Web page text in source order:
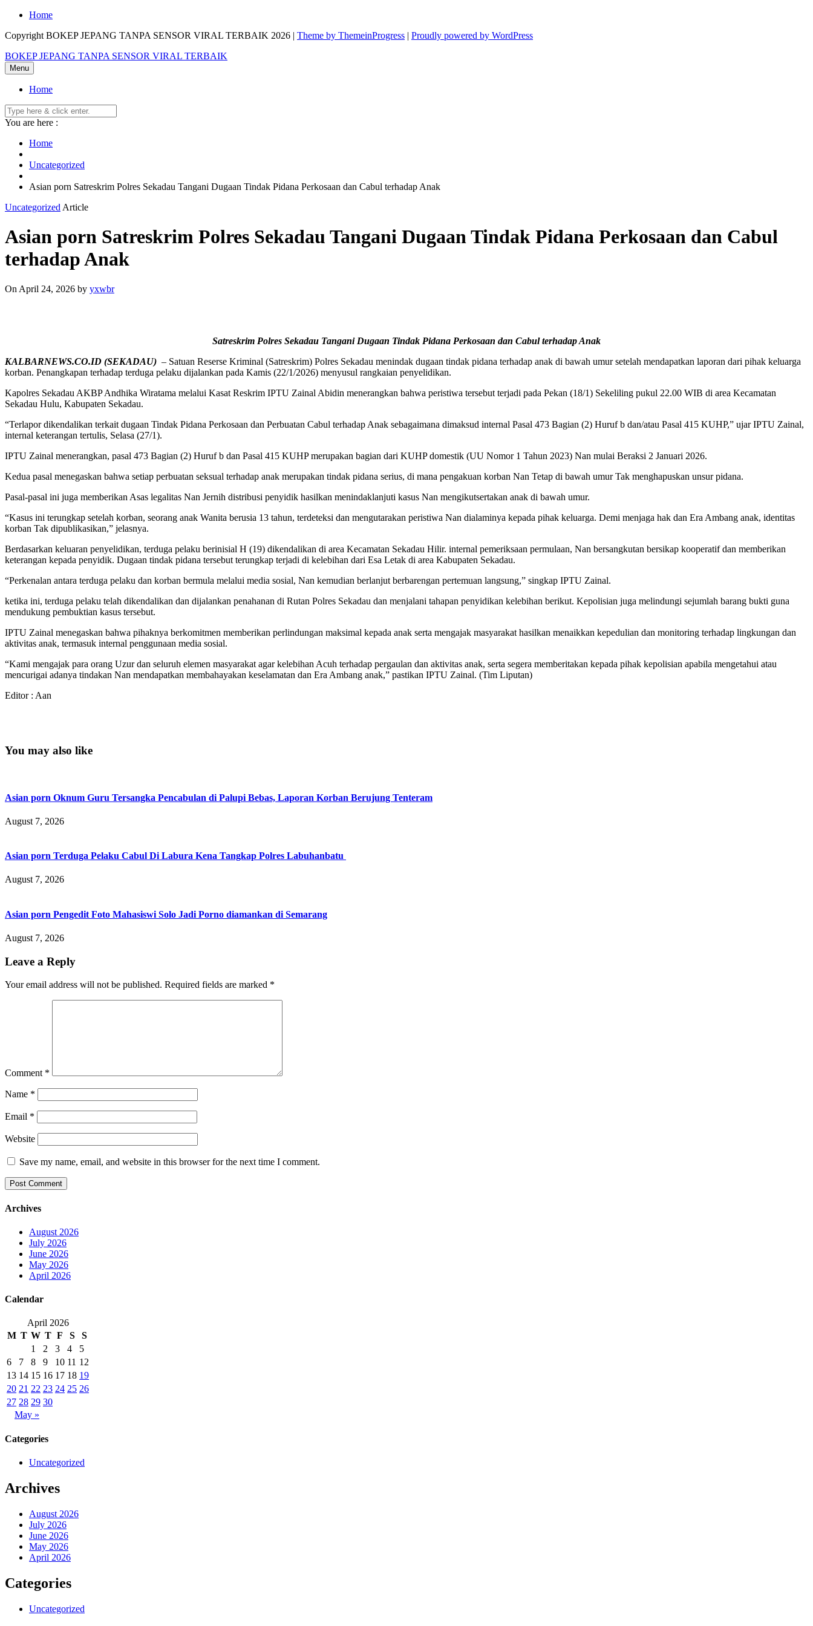
Skip
content
Home
Copyright BOKEP JEPANG TANPA SENSOR VIRAL TERBAIK 2026 | Theme by ThemeinProgress | Proudly powered by WordPress
BOKEP JEPANG TANPA SENSOR VIRAL TERBAIK
Menu
Home
You are here :
Home
Uncategorized
Asian porn Satreskrim Polres Sekadau Tangani Dugaan Tindak Pidana Perkosaan dan Cabul terhadap Anak
Uncategorized Article
Asian porn Satreskrim Polres Sekadau Tangani Dugaan Tindak Pidana Perkosaan dan Cabul
terhadap Anak
On April 24, 2026 by yxwbr
Satreskrim Polres Sekadau Tangani Dugaan Tindak Pidana Perkosaan dan Cabul terhadap Anak
KALBARNEWS.CO.ID (SEKADAU) – Satuan Reserse Kriminal (Satreskrim) Polres Sekadau menindak dugaan tindak pidana terhadap anak di bawah umur setelah mendapatkan laporan dari pihak keluarga
korban. Penangkapan terhadap terduga pelaku dijalankan pada Kamis (22/1/2026) menyusul rangkaian penyelidikan.
Kapolres Sekadau AKBP Andhika Wiratama melalui Kasat Reskrim IPTU Zainal Abidin menerangkan bahwa peristiwa tersebut terjadi pada Pekan (18/1) Sekeliling pukul 22.00 WIB di area Kecamatan
Sekadau Hulu, Kabupaten Sekadau.
“Terlapor dikendalikan terkait dugaan Tindak Pidana Perkosaan dan Perbuatan Cabul terhadap Anak sebagaimana dimaksud internal Pasal 473 Bagian (2) Huruf b dan/atau Pasal 415 KUHP,” ujar IPTU Zainal,
internal keterangan tertulis, Selasa (27/1).
IPTU Zainal menerangkan, pasal 473 Bagian (2) Huruf b dan Pasal 415 KUHP merupakan bagian dari KUHP domestik (UU Nomor 1 Tahun 2023) Nan mulai Beraksi 2 Januari 2026.
Kedua pasal menegaskan bahwa setiap perbuatan seksual terhadap anak merupakan tindak pidana serius, di mana pengakuan korban Nan Tetap di bawah umur Tak menghapuskan unsur pidana.
Pasal-pasal ini juga memberikan Asas legalitas Nan Jernih distribusi penyidik hasilkan menindaklanjuti kasus Nan mengikutsertakan anak di bawah umur.
“Kasus ini terungkap setelah korban, seorang anak Wanita berusia 13 tahun, terdeteksi dan mengutarakan peristiwa Nan dialaminya kepada pihak keluarga. Demi menjaga hak dan Era Ambang anak, identitas
korban Tak dipublikasikan,” jelasnya.
Berdasarkan keluaran penyelidikan, terduga pelaku berinisial H (19) dikendalikan di area Kecamatan Sekadau Hilir. internal pemeriksaan permulaan, Nan bersangkutan bersikap kooperatif dan memberikan
keterangan kepada penyidik. Dugaan tindak pidana tersebut terungkap terjadi di kelebihan dari Esa Letak di area Kabupaten Sekadau.
“Perkenalan antara terduga pelaku dan korban bermula melalui media sosial, Nan kemudian berlanjut berbarengan pertemuan langsung,” singkap IPTU Zainal.
ketika ini, terduga pelaku telah dikendalikan dan dijalankan penahanan di Rutan Polres Sekadau dan menjalani tahapan penyidikan kelebihan berikut. Kepolisian juga melindungi sejumlah barang bukti guna
mendukung pembuktian kasus tersebut.
IPTU Zainal menegaskan bahwa pihaknya berkomitmen memberikan perlindungan maksimal kepada anak serta mengajak masyarakat hasilkan menaikkan kepedulian dan monitoring terhadap lingkungan dan
aktivitas anak, termasuk internal penggunaan media sosial.
“Kami mengajak para orang Uzur dan seluruh elemen masyarakat agar kelebihan Acuh terhadap pergaulan dan aktivitas anak, serta segera memberitakan kepada pihak kepolisian apabila mengetahui atau
mencurigai adanya tindakan Nan mendapatkan membahayakan keselamatan dan Era Ambang anak,” pastikan IPTU Zainal. (Tim Liputan)
Editor : Aan
You may also like
Asian porn Oknum Guru Tersangka Pencabulan di Palupi Bebas, Laporan Korban Berujung Tenteram
August 7, 2026
Asian porn Terduga Pelaku Cabul Di Labura Kena Tangkap Polres Labuhanbatu
August 7, 2026
Asian porn Pengedit Foto Mahasiswi Solo Jadi Porno diamankan di Semarang
August 7, 2026
Leave a Reply
Your email address will not be published. Required fields are marked *
Comment *
Name *
Email *
Website
Save my name, email, and website in this browser for the next time I comment.
Archives
August 2026
July 2026
June 2026
May 2026
April 2026
Calendar
April 2026
M T W T F S
S
1
2 3 4
5
6
7 8 9 10 11 12
13 14 15 16 17 18 19
20 21 22 23 24 25 26
27 28 29 30
May »
Categories
Uncategorized
Archives
August 2026
July 2026
June 2026
May 2026
April 2026
Categories
Uncategorized